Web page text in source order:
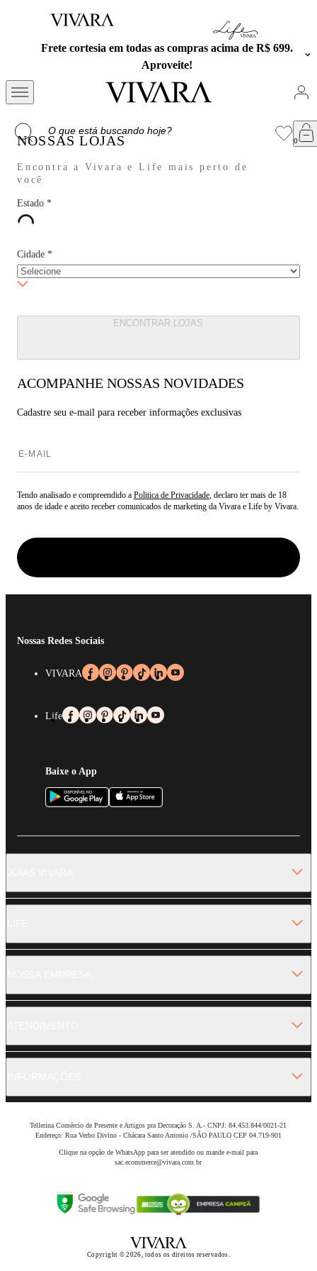
Frete cortesia em todas as compras acima de R$ 699.
Aproveite!
NOSSAS LOJAS
Encontra a Vivara e Life mais perto de
você
Estado *
Cidade *
ENCONTRAR LOJAS
ACOMPANHE NOSSAS NOVIDADES
Cadastre seu e-mail para receber informações exclusivas
Tendo analisado e compreendido a Politica de Privacidade, declaro ter mais de 18
anos de idade e aceito receber comunicados de marketing da Vivara e Life by Vivara.
Nossas Redes Sociais
VIVARA
Life
Baixe o App
Tellerina Comércio de Presente e Artigos pra Decoração S. A.- CNPJ: 84.453.844/0021-21
Endereço: Rua Verbo Divino - Chácara Santo Antonio /SÃO PAULO CEP 04.719-901
Clique na opção de WhatsApp para ser atendido ou mande e-mail para
sac.ecommerce@vivara.com.br
Copyright © 2026, todos os direitos reservados.